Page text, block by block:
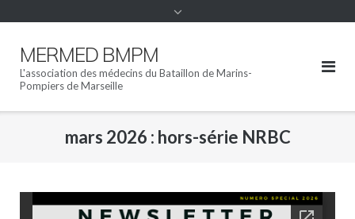
MERMED BMPM
L'association des médecins du Bataillon de Marins-
Pompiers de Marseille
mars 2026 : hors-série NRBC